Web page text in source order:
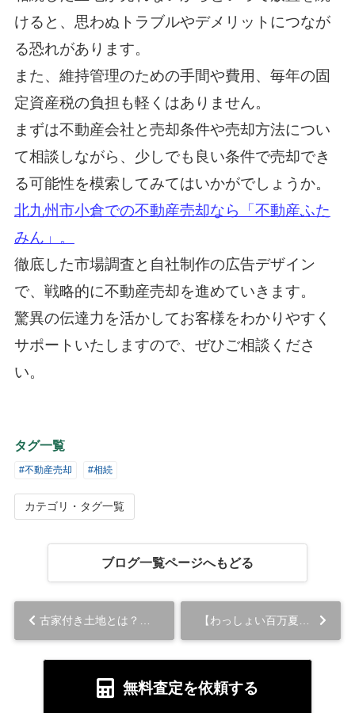
けると、思わぬトラブルやデメリットにつなが
る恐れがあります。
また、維持管理のための手間や費用、毎年の固
定資産税の負担も軽くはありません。
まずは不動産会社と売却条件や売却方法につい
て相談しながら、少しでも良い条件で売却でき
る可能性を模索してみてはいかがでしょうか。
北九州市小倉での不動産売却なら「不動産ふた
みん」。
徹底した市場調査と自社制作の広告デザイン
で、戦略的に不動産売却を進めていきます。
驚異の伝達力を活かしてお客様をわかりやすく
サポートいたしますので、ぜひご相談くださ
い。
タグ一覧
#不動産売却 #相続
カテゴリ・タグ一覧
ブログ一覧ページへもどる
無料査定を依頼する